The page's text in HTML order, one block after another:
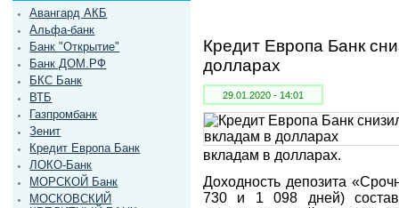
Авангард АКБ
Альфа-банк
Банк "Открытие"
Банк ДОМ.РФ
БКС Банк
ВТБ
Газпромбанк
Зенит
Кредит Европа Банк
ЛОКО-Банк
МОРСКОЙ Банк
МОСКОВСКИЙ
Кредит Европа Банк
долларах
29.01.2020 - 14:01
вкладам в долларах.
Доходность депозита
730 и 1 098 дней)